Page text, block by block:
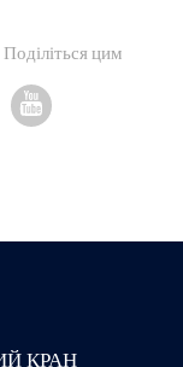
Поділіться цим
КРАН